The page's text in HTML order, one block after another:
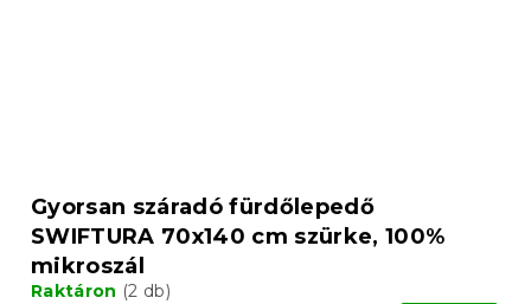
Gyorsan száradó fürdőlepedő
SWIFTURA 70x140 cm szürke, 100%
mikroszál
Raktáron (2 db)